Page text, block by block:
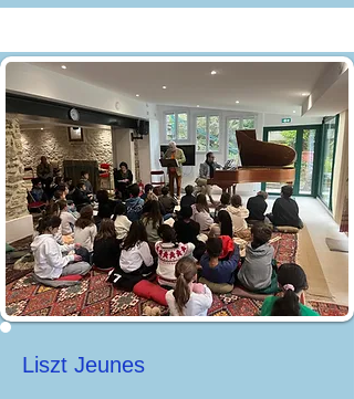
Liszt Jeunes